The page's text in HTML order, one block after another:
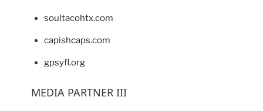
soultacohtx.com
capishcaps.com
gpsyfl.org
MEDIA PARTNER III